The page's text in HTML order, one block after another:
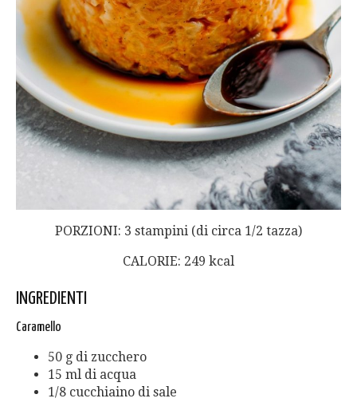
PORZIONI: 3 stampini (di circa 1/2 tazza)
CALORIE: 249 kcal
INGREDIENTI
Caramello
50 g di zucchero
15 ml di acqua
1/8 cucchiaino di sale